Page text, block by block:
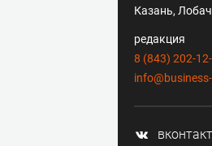
Казань,
редакция
8 (843) 202-